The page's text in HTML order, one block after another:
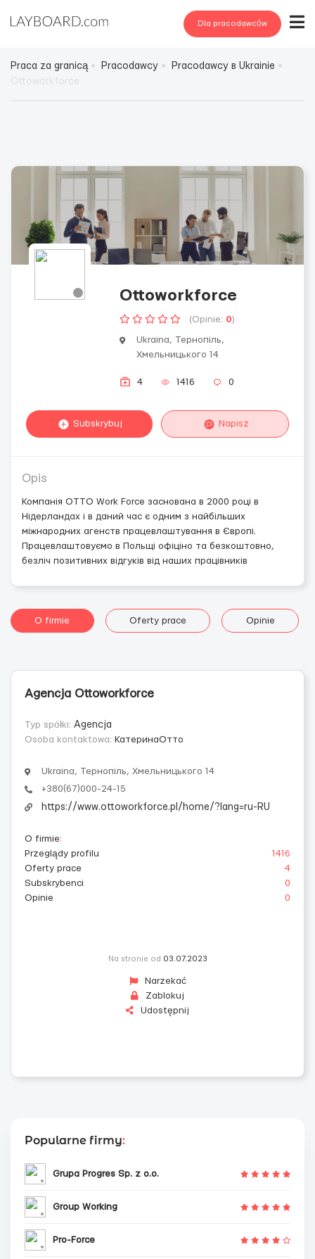
Dla pracodawców
Praca za granicą Pracodawcy
Pracodawcy в Ukrainie
Ottoworkforce
(Opinie: 0)
Ukraina, Тернопіль,
Хмельницького 14
4 1416 0
Subskrybuj Napisz
Opis
Компанія OTTO Work Force заснована в 2000 році в
Нідерландах і в даний час є одним з найбільших
міжнародних агенств працевлаштування в Європі.
Працевлаштовуємо в Польщі офіціно та безкоштовно,
безліч позитивних відгуків від наших працівників
O firmie Oferty prace Opinie
Agencja Ottoworkforce
Typ spółki: Agencja
Osoba kontaktowa: КатеринаОтто
Ukraina, Тернопіль, Хмельницького 14
+380(67)000-24-15
https://www.ottoworkforce.pl/home/?lang=ru-RU
O firmie:
Przeglądy profilu
1416
Oferty prace
4
Subskrybenci
0
Opinie
0
Na stronie od 03.07.2023
Narzekać
Zablokuj
Udostępnij
Popularne firmy:
Grupa Progres Sp. z o.o.
Group Working
Pro-Force